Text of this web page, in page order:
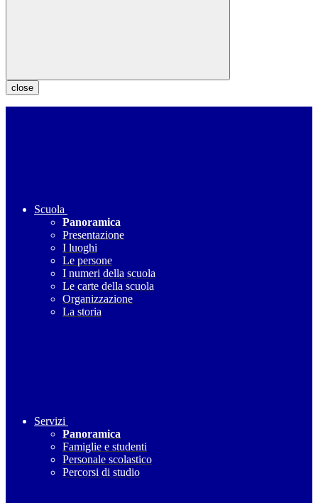
close
Scuola
Panoramica
Presentazione
I luoghi
Le persone
I numeri della scuola
Le carte della scuola
Organizzazione
La storia
Servizi
Panoramica
Famiglie e studenti
Personale scolastico
Percorsi di studio